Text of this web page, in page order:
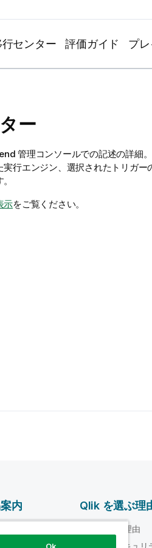
行センター 評価ガイド プ
ー
管理コンソールでの記述の詳細
行エンジン、選択されたトリガー
示をご覧ください。
内 Qlik を選ぶ理
Qlik を選ぶ理由
信頼性とセキュリ